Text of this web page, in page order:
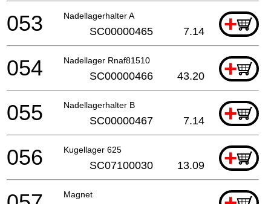
Nadellagerhalter A +
053 SC00000465 7.14
Nadellager Rnaf81510 +
054 SC00000466 43.20
Nadellagerhalter B +
055 SC00000467 7.14
Kugellager 625 +
056 SC07100030 13.09
Magnet